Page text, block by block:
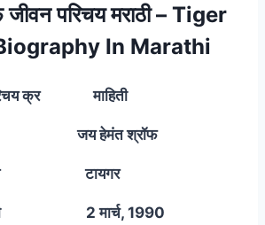
जीवन परिचय मराठी – Tiger
In Marathi
क्र माहिती
जय हेमंत श्रॉफ
टायगर
2 मार्च, 1990